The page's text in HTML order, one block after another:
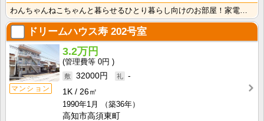
ドリームハウス寿 202号室
マンション
3.2万円
0円
32000円
-
1K
26㎡
1990年1月
（築36年）
高知市高須東町